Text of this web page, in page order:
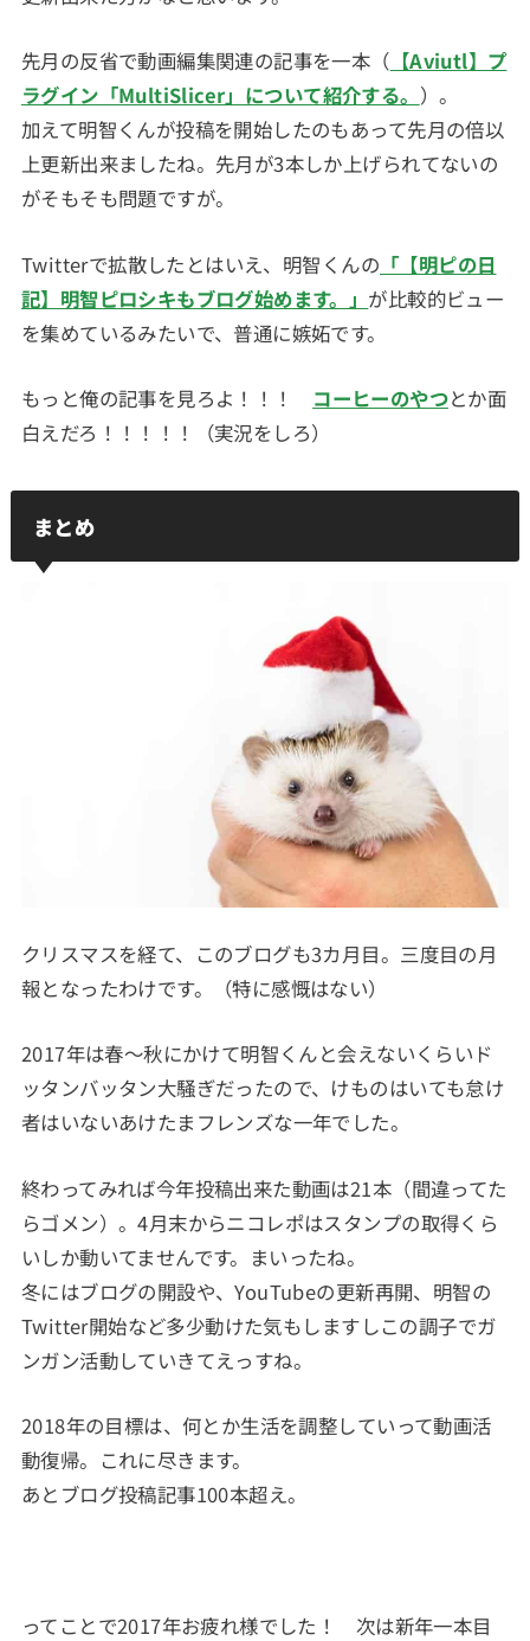
先月の反省で動画編集関連の記事を一本（ 【Aviutl】プ
ラグイン「MultiSlicer」について紹介する。 ）。
加えて明智くんが投稿を開始したのもあって先月の倍以
上更新出来ましたね。先月が3本しか上げられてないの
がそもそも問題ですが。
Twitterで拡散したとはいえ、明智くんの 「【明ピの日
記】明智ピロシキもブログ始めます。」 が比較的ビュー
を集めているみたいで、普通に嫉妬です。
もっと俺の記事を見ろよ！！！ コーヒーのやつとか面
白えだろ！！！！！（実況をしろ）
まとめ
クリスマスを経て、このブログも3カ月目。三度目の月
報となったわけです。（特に感慨はない）
2017年は春～秋にかけて明智くんと会えないくらいド
ッタンバッタン大騒ぎだったので、けものはいても怠け
者はいないあけたまフレンズな一年でした。
終わってみれば今年投稿出来た動画は21本（間違ってた
らゴメン）。4月末からニコレポはスタンプの取得くら
いしか動いてませんです。まいったね。
冬にはブログの開設や、YouTubeの更新再開、明智の
Twitter開始など多少動けた気もしますしこの調子でガ
ンガン活動していきてえっすね。
2018年の目標は、何とか生活を調整していって動画活
動復帰。これに尽きます。
あとブログ投稿記事100本超え。
ってことで2017年お疲れ様でした！ 次は新年一本目